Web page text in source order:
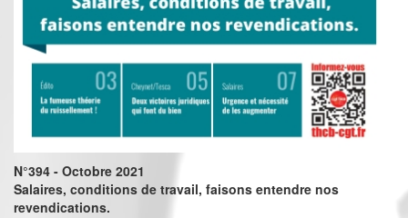
N°394 - Octobre 2021
Salaires, conditions de travail, faisons entendre nos
revendications.